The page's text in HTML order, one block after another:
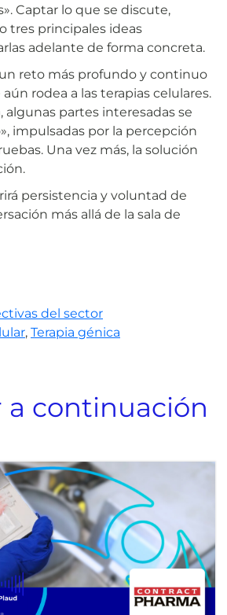
Captar lo que se discute,
tres principales ideas
adelante de forma concreta.
reto más profundo y continuo
rodea a las terapias celulares.
algunas partes interesadas se
impulsadas por la percepción
Una vez más, la solución
persistencia y voluntad de
más allá de la sala de
del sector
, Terapia génica
a continuación